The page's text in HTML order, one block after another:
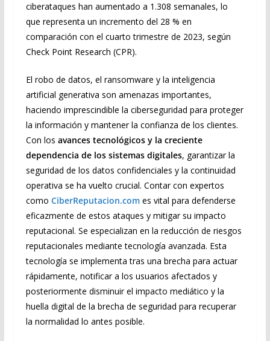
ciberataques han aumentado a 1.308 semanales, lo
que representa un incremento del 28 % en
comparación con el cuarto trimestre de 2023, según
Check Point Research (CPR).
El robo de datos, el ransomware y la inteligencia
artificial generativa son amenazas importantes,
haciendo imprescindible la ciberseguridad para proteger
la información y mantener la confianza de los clientes.
Con los avances tecnológicos y la creciente
dependencia de los sistemas digitales, garantizar la
seguridad de los datos confidenciales y la continuidad
operativa se ha vuelto crucial. Contar con expertos
como CiberReputacion.comes vital para defenderse
eficazmente de estos ataques y mitigar su impacto
reputacional. Se especializan en la reducción de riesgos
reputacionales mediante tecnología avanzada. Esta
tecnología se implementa tras una brecha para actuar
rápidamente, notificar a los usuarios afectados y
posteriormente disminuir el impacto mediático y la
huella digital de la brecha de seguridad para recuperar
la normalidad lo antes posible.